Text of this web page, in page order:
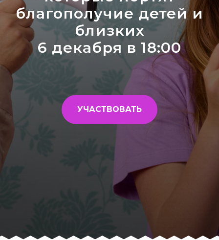
благополучие детей и
близких
6 декабря в 18:00
УЧАСТВОВАТЬ